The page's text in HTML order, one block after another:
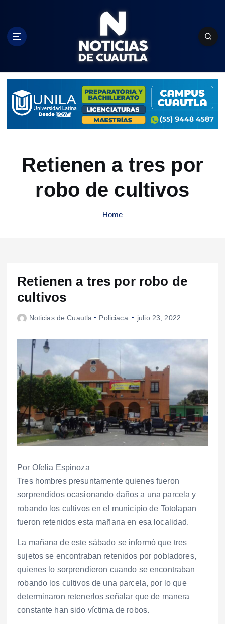
c
Retienen a tres por
robo de cultivos
Home
Retienen a tres por robo de
cultivos
Noticias de Cuautla Policiaca julio 23, 2022
Por Ofelia Espinoza
Tres hombres presuntamente quienes fueron
sorprendidos ocasionando daños a una parcela y
robando los cultivos en el municipio de Totolapan
fueron retenidos esta mañana en esa localidad.
La mañana de este sábado se informó que tres
sujetos se encontraban retenidos por pobladores,
quienes lo sorprendieron cuando se encontraban
robando los cultivos de una parcela, por lo que
determinaron retenerlos señalar que de manera
constante han sido víctima de robos.